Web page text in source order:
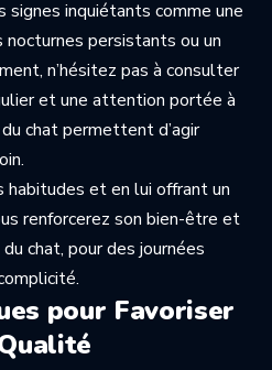
inquiétants comme une
persistants ou un
n’hésitez pas à consulter
et une attention portée à
chat permettent d’agir
et en lui offrant un
renforcerez son bien-être et
chat, pour des journées
pour Favoriser